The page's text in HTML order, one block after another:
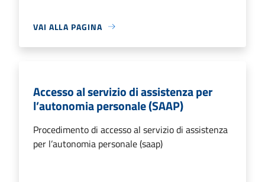
VAI ALLA PAGINA
Accesso al servizio di assistenza per
l’autonomia personale (SAAP)
Procedimento di accesso al servizio di assistenza
per l’autonomia personale (saap)